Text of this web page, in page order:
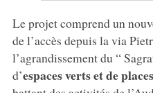
Le projet comprend un
de l’accès depuis la via
l’agrandissement du “
d’espaces vertset de places